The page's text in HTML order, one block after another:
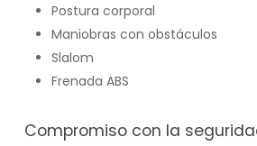
Postura corporal
Maniobras con obstáculos
Slalom
Frenada ABS
Compromiso con la